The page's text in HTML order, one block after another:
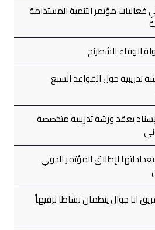
مؤتمر التنمية المستدامة
الوفاء للشطرنج
حول القواعد السبع
يعقد ورشة تدريبية متخصصة
لإطلاق المؤتمر الدولي
انا جوال ينظمان نشاطا ترفيهاً